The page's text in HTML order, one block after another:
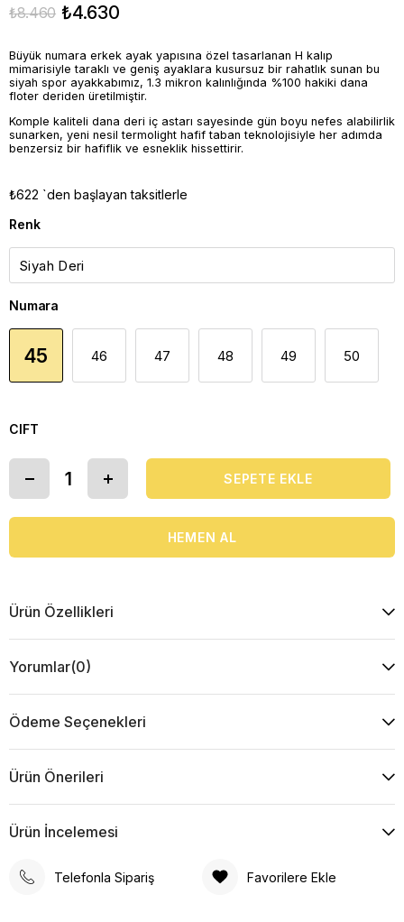
₺8.460 ₺4.630
Büyük numara erkek ayak yapısına özel tasarlanan H kalıp
mimarisiyle taraklı ve geniş ayaklara kusursuz bir rahatlık sunan bu
siyah spor ayakkabımız, 1.3 mikron kalınlığında %100 hakiki dana
floter deriden üretilmiştir.
Komple kaliteli dana deri iç astarı sayesinde gün boyu nefes alabilirlik
sunarken, yeni nesil termolight hafif taban teknolojisiyle her adımda
benzersiz bir hafiflik ve esneklik hissettirir.
₺622 `den başlayan taksitlerle
Renk
Numara
45 46 47 48 49 50
CIFT
Ürün Özellikleri
Yorumlar(0)
Ödeme Seçenekleri
Ürün Önerileri
Ürün İncelemesi
Telefonla Sipariş Favorilere Ekle